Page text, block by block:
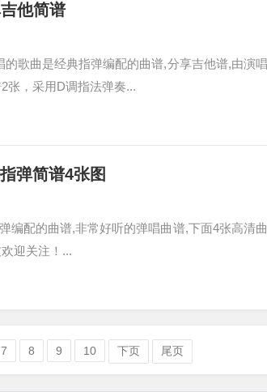
他简谱
歌曲是经典指弹编配的曲谱,分享吉他谱,由演
张，采用D调指法弹奏...
弹简谱4张图
编配的曲谱,非常好听的弹唱曲谱,下面4张高清
迎关注！...
7 8 9 10 下页 尾页